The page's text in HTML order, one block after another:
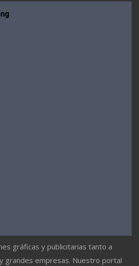
gráficas y publicitarias tanto a
grandes empresas. Nuestro portal